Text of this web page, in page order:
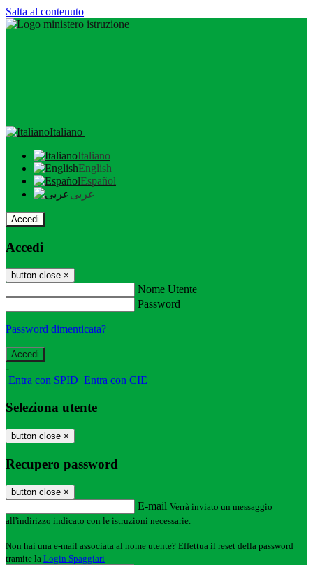
Salta al contenuto
Italiano
Italiano
English
Español
عربى
Accedi
Accedi
button close ×
Nome Utente
Password
Password dimenticata?
-
Entra con SPID Entra con CIE
Seleziona utente
button close ×
Recupero password
button close ×
E-mail Verrà inviato un messaggio
all'indirizzo indicato con le istruzioni necessarie.
Non hai una e-mail associata al nome utente? Effettua il reset della password
tramite la Login Spaggiari